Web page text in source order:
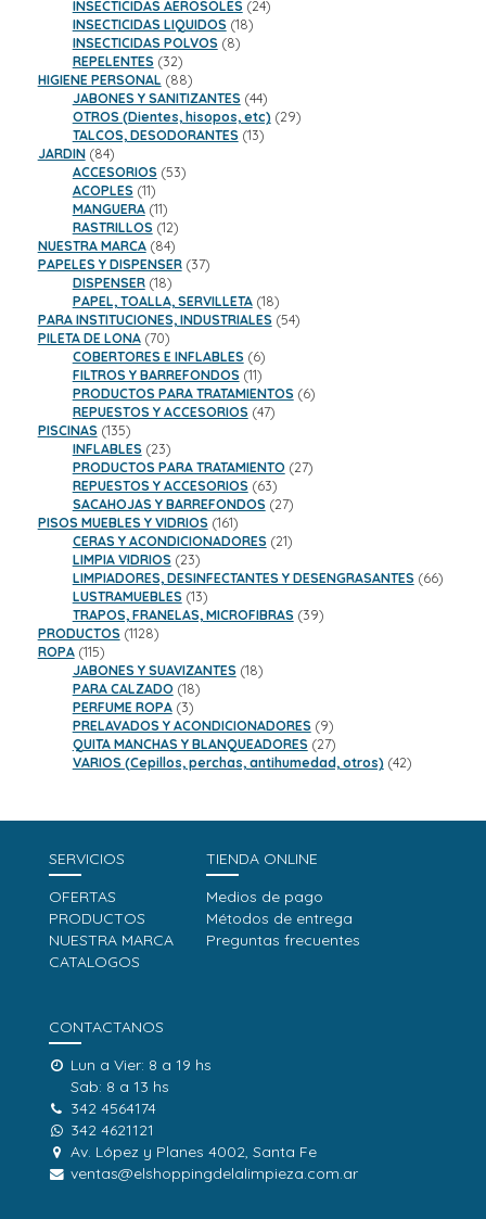
productos
INSECTICIDAS AEROSOLES 2424
INSECTICIDAS LIQUIDOS 1818
INSECTICIDAS POLVOS 88
REPELENTES 3232
productos
HIGIENE PERSONAL 8888
productos
JABONES Y SANITIZANTES 4444
productos
OTROS (Dientes, hisopos, etc) 2929
TALCOS, DESODORANTES 1313
JARDIN 8484
productos
ACCESORIOS 5353
ACOPLES 1111
productos
MANGUERA 1111
productos
RASTRILLOS 1212
productos
NUESTRA MARCA 8484
productos
PAPELES Y DISPENSER 3737
DISPENSER 1818
productos
PAPEL, TOALLA, SERVILLETA 1818
productos
PARA INSTITUCIONES, INDUSTRIALES 5454
PILETA DE LONA 7070
productos
COBERTORES E INFLABLES 66
productos
FILTROS Y BARREFONDOS 1111
productos
PRODUCTOS PARA TRATAMIENTOS 66
REPUESTOS Y ACCESORIOS 4747
PISCINAS 135135
productos
INFLABLES 2323
productos
PRODUCTOS PARA TRATAMIENTO 2727
REPUESTOS Y ACCESORIOS 6363
productos
SACAHOJAS Y BARREFONDOS 2727
PISOS MUEBLES Y VIDRIOS 161161
productos
CERAS Y ACONDICIONADORES 2121
LIMPIA VIDRIOS 2323
productos
LIMPIADORES, DESINFECTANTES Y DESENGRASANTES 6666
LUSTRAMUEBLES 1313
productos
TRAPOS, FRANELAS, MICROFIBRAS 3939
PRODUCTOS 11281128
ROPA 115115
productos
JABONES Y SUAVIZANTES 1818
PARA CALZADO 1818
PERFUME ROPA 33
productos
PRELAVADOS Y ACONDICIONADORES 99
productos
QUITA MANCHAS Y BLANQUEADORES 2727
productos
VARIOS (Cepillos, perchas, antihumedad, otros) 4242
SERVICIOS
OFERTAS
PRODUCTOS
NUESTRA MARCA
CATALOGOS
TIENDA ONLINE
Medios de pago
Métodos de entrega
Preguntas frecuentes
CONTACTANOS
Lun a Vier: 8 a 19 hs
Sab: 8 a 13 hs
342 4564174
342 4621121
Av. López y Planes 4002, Santa Fe
ventas@elshoppingdelalimpieza.com.ar